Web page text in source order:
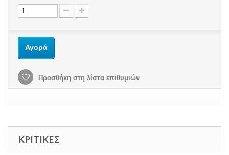
Αγορά
Προσθήκη στη λίστα επιθυμιών
ΚΡΙΤΙΚΈΣ